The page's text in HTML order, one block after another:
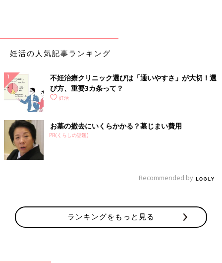
に入っていたおかげで、プラスになったという友人もいましたか
ら。
個室代や入院費で大出費！出産費用は予想がつかない
陣痛が始まってから、LDRに丸一日いたため、思いがけず個室代
がかかりました。
また、産後の回復が思わしくなく、入院日数が延長されて、その
分入院費は加算。
お産の状況は、そのときにならないとわからないので、妊活時点
で計画的に貯金をしておいたり、親から援助を受けたり、お金の
深夜の出産や子どもの入院で退院時の自己負担は9万円
出産・分娩費用は、出産育児一時金で賄えると思いきや、深夜に
妊活の人気記事ランキング
不妊治療クリニック選びは「通いやすさ」が大切！選
び方、重要3カ条って？
妊活
お墓の撤去にいくらかかる？墓じまい費用
PR(くらしの話題)
Recommended by
ランキングをもっと見る